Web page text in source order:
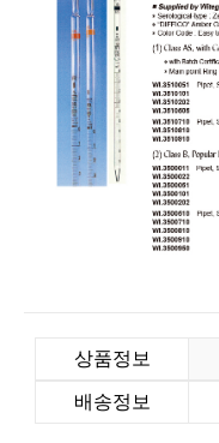
상품정보
배송정보